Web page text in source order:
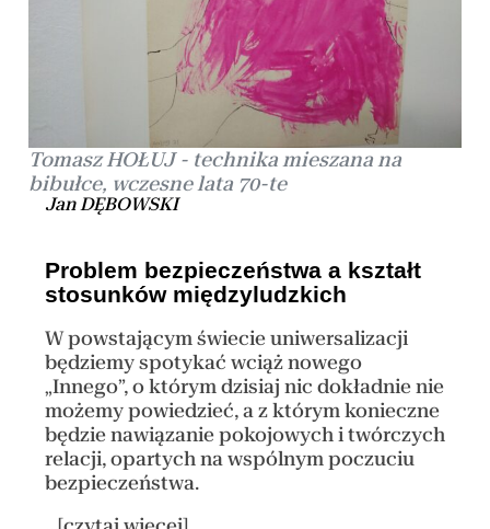
Tomasz HOŁUJ - technika mieszana na
bibułce, wczesne lata 70-te
Jan DĘBOWSKI
Problem bezpieczeństwa a kształt
stosunków międzyludzkich
W powstającym świecie uniwersalizacji
będziemy spotykać wciąż nowego
„Innego”, o którym dzisiaj nic dokładnie nie
możemy powiedzieć, a z którym konieczne
będzie nawiązanie pokojowych i twórczych
relacji, opartych na wspólnym poczuciu
bezpieczeństwa.